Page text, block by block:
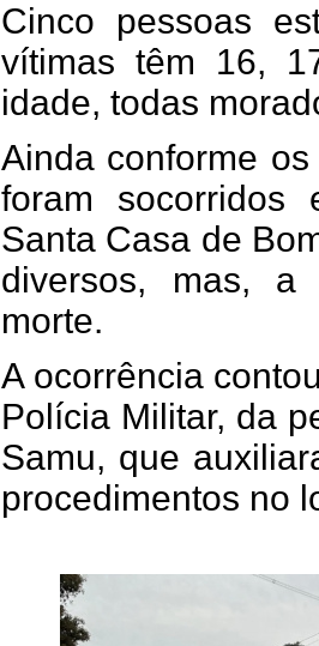
Cinco pessoas
vítimas têm 16,
idade, todas
Ainda conforme
foram socorridos
Santa Casa de
diversos, mas,
morte.
A ocorrência
Polícia Militar, da
Samu, que
procedimentos no